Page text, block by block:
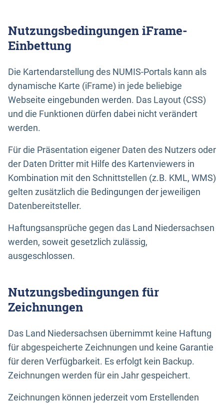
Nutzungsbedingungen iFrame-
Einbettung
Die Kartendarstellung des NUMIS-Portals kann als
dynamische Karte (iFrame) in jede beliebige
Webseite eingebunden werden. Das Layout (CSS)
und die Funktionen dürfen dabei nicht verändert
werden.
Für die Präsentation eigener Daten des Nutzers oder
der Daten Dritter mit Hilfe des Kartenviewers in
Kombination mit den Schnittstellen (z.B. KML, WMS)
gelten zusätzlich die Bedingungen der jeweiligen
Datenbereitsteller.
Haftungsansprüche gegen das Land Niedersachsen
werden, soweit gesetzlich zulässig,
ausgeschlossen.
Nutzungsbedingungen für
Zeichnungen
Das Land Niedersachsen übernimmt keine Haftung
für abgespeicherte Zeichnungen und keine Garantie
für deren Verfügbarkeit. Es erfolgt kein Backup.
Zeichnungen werden für ein Jahr gespeichert.
Zeichnungen können jederzeit vom Erstellenden